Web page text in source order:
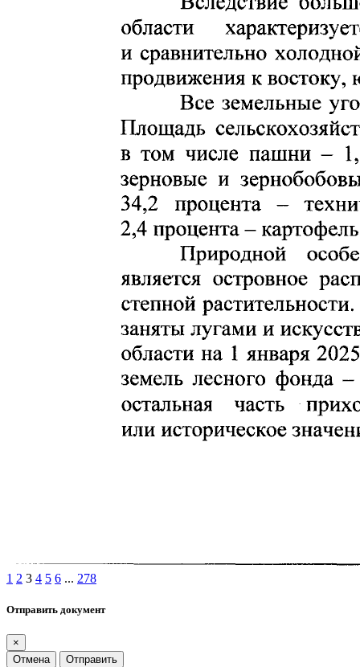
1 2 3 4 5 6 ... 278
Отправить документ
×
Отмена
Отправить